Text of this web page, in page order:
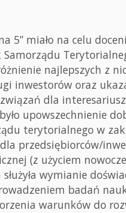
5” miało na celu
Samorządu
najlepszych z
inwestorów oraz
dla
upowszechnienie
terytorialnego w
przedsiębiorców/
(z użyciem
wymianie
badań
warunków do